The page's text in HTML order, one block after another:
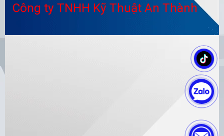
Công ty TNHH Kỹ Thuật An Thành